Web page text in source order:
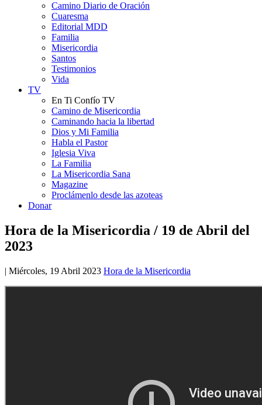
Camino Diario de Oración
Cuaresma
Editorial MDD
Familia
Misericordia
Santos
Testimonios
Vida
TV
En Ti Confío TV
Camino de Misericordia
Caminando hacia la libertad
Dios y Mi Familia
Habla el Pastor
Iglesia Viva
La Familia
La Misericordia Sana
Magazine
Proclámenlo desde las azoteas
Donar
Hora de la Misericordia / 19 de Abril del
2023
| Miércoles, 19 Abril 2023 Hora de la Misericordia